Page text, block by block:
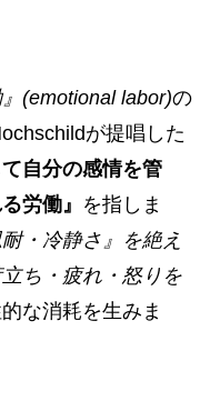
』(emotional labor)の
が提唱した
て自分の感情を管
労働』 を指しま
・冷静さ』を絶え
ち・疲れ・怒りを
な消耗を生みま